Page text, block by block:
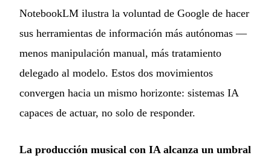
NotebookLM ilustra la voluntad de Google de hacer
sus herramientas de información más autónomas —
menos manipulación manual, más tratamiento
delegado al modelo. Estos dos movimientos
convergen hacia un mismo horizonte: sistemas IA
capaces de actuar, no solo de responder.
La producción musical con IA alcanza un umbral